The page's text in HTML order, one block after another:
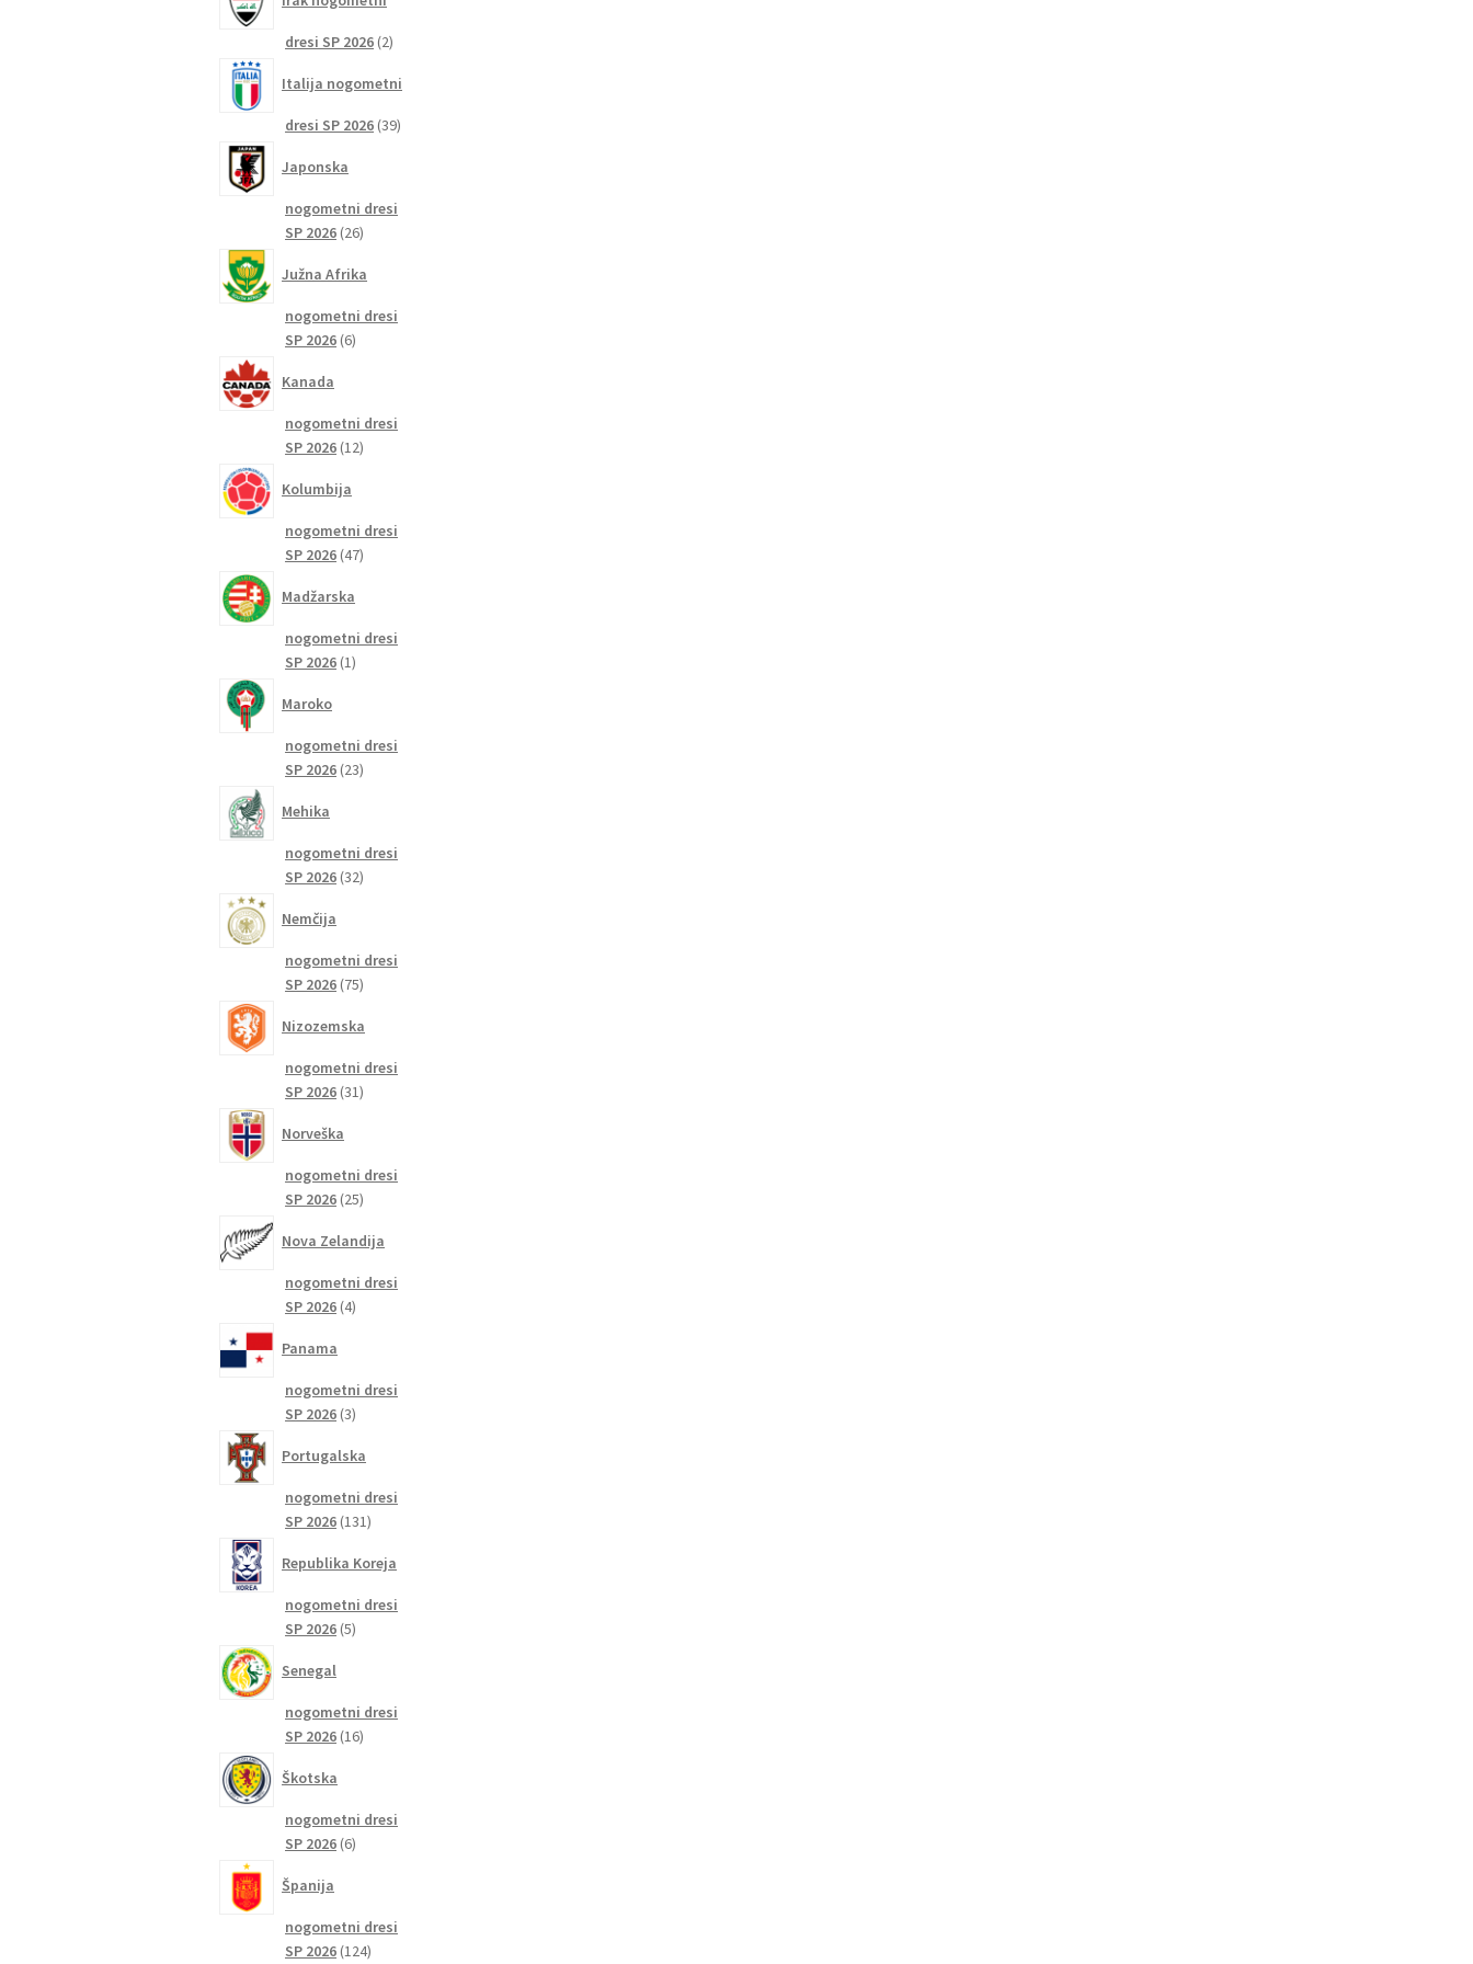
dresi SP 2026 22
Italija nogometni
dresi SP 2026 3939
Japonska
nogometni dresi
SP 2026 2626
Južna Afrika
nogometni dresi
SP 2026 66
Kanada
nogometni dresi
SP 2026 1212
Kolumbija
nogometni dresi
SP 2026 4747
Madžarska
nogometni dresi
SP 2026 11
Maroko
nogometni dresi
SP 2026 2323
Mehika
nogometni dresi
SP 2026 3232
Nemčija
nogometni dresi
SP 2026 7575
Nizozemska
nogometni dresi
SP 2026 3131
Norveška
nogometni dresi
SP 2026 2525
Nova Zelandija
nogometni dresi
SP 2026 44
Panama
nogometni dresi
SP 2026 33
Portugalska
nogometni dresi
SP 2026 131131
Republika Koreja
nogometni dresi
SP 2026 55
Senegal
nogometni dresi
SP 2026 1616
Škotska
nogometni dresi
SP 2026 66
Španija
nogometni dresi
SP 2026 124124